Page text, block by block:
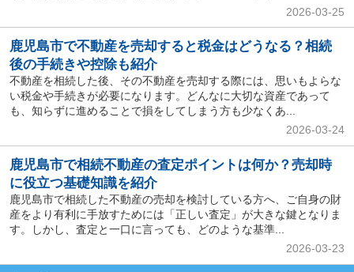
2026-03-25
鹿児島市で不動産を売却すると税金はどうなる？相続
後の手続きや控除も紹介
不動産を相続した後、その不動産を売却する際には、思いもよらな
い税金や手続きが必要になります。どんなに大切な資産であって
も、知らずに進めることで損をしてしまう方も少なくあ...
2026-03-24
鹿児島市で相続不動産の査定ポイントは何か？売却時
に役立つ基礎知識を紹介
鹿児島市で相続した不動産の売却を検討している方へ、ご自身の財
産をより有利に手放すためには「正しい査定」が大きな鍵となりま
す。しかし、査定と一口に言っても、どのような基準...
2026-03-23